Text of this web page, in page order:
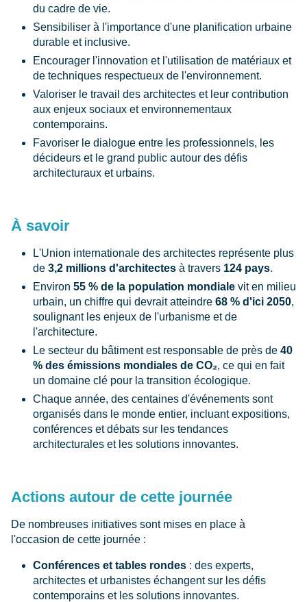
du cadre de vie.
Sensibiliser à l'importance d'une planification urbaine
durable et inclusive.
Encourager l'innovation et l'utilisation de matériaux et
de techniques respectueux de l'environnement.
Valoriser le travail des architectes et leur contribution
aux enjeux sociaux et environnementaux
contemporains.
Favoriser le dialogue entre les professionnels, les
décideurs et le grand public autour des défis
architecturaux et urbains.
À savoir
L'Union internationale des architectes représente plus
de 3,2 millions d'architectes à travers 124 pays.
Environ 55 % de la population mondiale vit en milieu
urbain, un chiffre qui devrait atteindre 68 % d'ici 2050,
soulignant les enjeux de l'urbanisme et de
l'architecture.
Le secteur du bâtiment est responsable de près de 40
% des émissions mondiales de CO₂, ce qui en fait
un domaine clé pour la transition écologique.
Chaque année, des centaines d'événements sont
organisés dans le monde entier, incluant expositions,
conférences et débats sur les tendances
architecturales et les solutions innovantes.
Actions autour de cette journée
De nombreuses initiatives sont mises en place à
l'occasion de cette journée :
Conférences et tables rondes : des experts,
architectes et urbanistes échangent sur les défis
contemporains et les solutions innovantes.